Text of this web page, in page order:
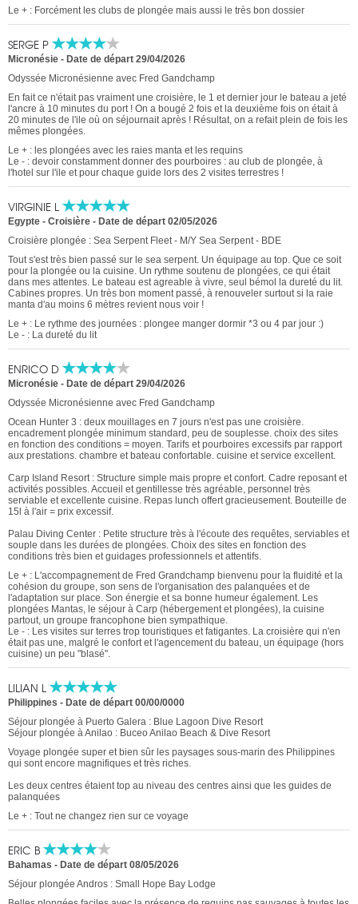
Le + : Forcément les clubs de plongée mais aussi le très bon dossier
SERGE P
Micronésie - Date de départ 29/04/2026
Odyssée Micronésienne avec Fred Gandchamp
En fait ce n'était pas vraiment une croisière, le 1 et dernier jour le bateau a jeté
l'ancre à 10 minutes du port ! On a bougé 2 fois et la deuxième fois on était à
20 minutes de l'ile où on séjournait après ! Résultat, on a refait plein de fois les
mêmes plongées.
Le + : les plongées avec les raies manta et les requins
Le - : devoir constamment donner des pourboires : au club de plongée, à
l'hotel sur l'ile et pour chaque guide lors des 2 visites terrestres !
VIRGINIE L
Egypte - Croisière - Date de départ 02/05/2026
Croisière plongée : Sea Serpent Fleet - M/Y Sea Serpent - BDE
Tout s'est très bien passé sur le sea serpent. Un équipage au top. Que ce soit
pour la plongée ou la cuisine. Un rythme soutenu de plongées, ce qui était
dans mes attentes. Le bateau est agreable à vivre, seul bémol la dureté du lit.
Cabines propres. Un très bon moment passé, à renouveler surtout si la raie
manta d'au moins 6 mètres revient nous voir !
Le + : Le rythme des journées : plongee manger dormir *3 ou 4 par jour :)
Le - : La dureté du lit
ENRICO D
Micronésie - Date de départ 29/04/2026
Odyssée Micronésienne avec Fred Gandchamp
Ocean Hunter 3 : deux mouillages en 7 jours n'est pas une croisière.
encadrement plongée minimum standard, peu de souplesse. choix des sites
en fonction des conditions = moyen. Tarifs et pourboires excessifs par rapport
aux prestations. chambre et bateau confortable. cuisine et service excellent.
Carp Island Resort : Structure simple mais propre et confort. Cadre reposant et
activités possibles. Accueil et gentillesse très agréable, personnel très
serviable et excellente cuisine. Repas lunch offert gracieusement. Bouteille de
15l à l'air = prix excessif.
Palau Diving Center : Petite structure très à l'écoute des requêtes, serviables et
souple dans les durées de plongées. Choix des sites en fonction des
conditions très bien et guidages professionnels et attentifs.
Le + : L'accompagnement de Fred Grandchamp bienvenu pour la fluidité et la
cohésion du groupe, son sens de l'organisation des palanquées et de
l'adaptation sur place. Son énergie et sa bonne humeur également. Les
plongées Mantas, le séjour à Carp (hébergement et plongées), la cuisine
partout, un groupe francophone bien sympathique.
Le - : Les visites sur terres trop touristiques et fatigantes. La croisière qui n'en
était pas une, malgré le confort et l'agencement du bateau, un équipage (hors
cuisine) un peu "blasé".
LILIAN L
Philippines - Date de départ 00/00/0000
Séjour plongée à Puerto Galera : Blue Lagoon Dive Resort
Séjour plongée à Anilao : Buceo Anilao Beach & Dive Resort
Voyage plongée super et bien sûr les paysages sous-marin des Philippines
qui sont encore magnifiques et très riches.
Les deux centres étaient top au niveau des centres ainsi que les guides de
palanquées
Le + : Tout ne changez rien sur ce voyage
ERIC B
Bahamas - Date de départ 08/05/2026
Séjour plongée Andros : Small Hope Bay Lodge